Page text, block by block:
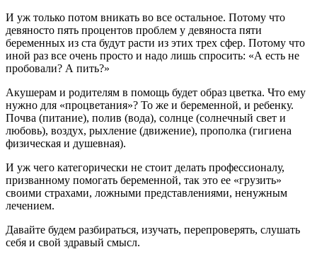
И уж только потом вникать во все остальное. Потому что
девяносто пять процентов проблем у девяноста пяти
беременных из ста будут расти из этих трех сфер. Потому что
иной раз все очень просто и надо лишь спросить: «А есть не
пробовали? А пить?»
Акушерам и родителям в помощь будет образ цветка. Что ему
нужно для «процветания»? То же и беременной, и ребенку.
Почва (питание), полив (вода), солнце (солнечный свет и
любовь), воздух, рыхление (движение), прополка (гигиена
физическая и душевная).
И уж чего категорически не стоит делать профессионалу,
призванному помогать беременной, так это ее «грузить»
своими страхами, ложными представлениями, ненужным
лечением.
Давайте будем разбираться, изучать, перепроверять, слушать
себя и свой здравый смысл.